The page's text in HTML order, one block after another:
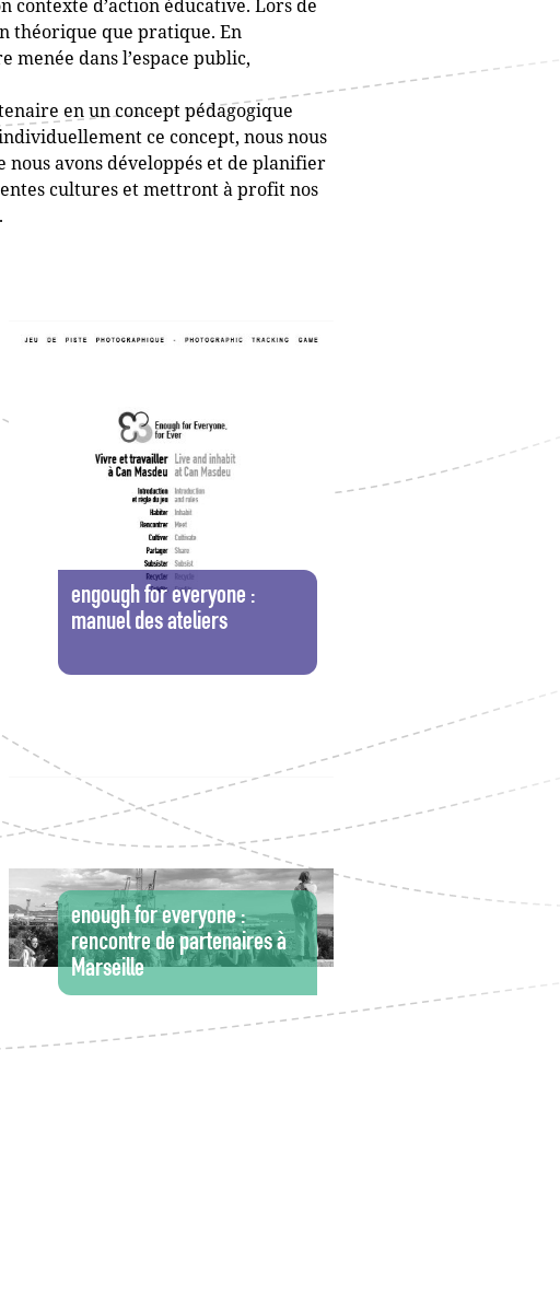
d’action éducative. Lors de
théorique que pratique. En
dans l’espace public,
en un concept pédagogique
ce concept, nous nous
avons développés et de planifier
cultures et mettront à profit nos
engough for everyone :
manuel des ateliers
enough for everyone :
rencontre de partenaires à
Marseille